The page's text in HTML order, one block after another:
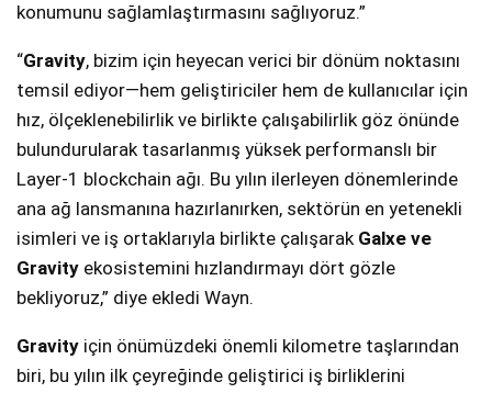
konumunu sağlamlaştırmasını sağlıyoruz.”
“Gravity, bizim için heyecan verici bir dönüm noktasını
temsil ediyor—hem geliştiriciler hem de kullanıcılar için
hız, ölçeklenebilirlik ve birlikte çalışabilirlik göz önünde
bulundurularak tasarlanmış yüksek performanslı bir
Layer-1 blockchain ağı. Bu yılın ilerleyen dönemlerinde
ana ağ lansmanına hazırlanırken, sektörün en yetenekli
isimleri ve iş ortaklarıyla birlikte çalışarak Galxe ve
Gravity ekosistemini hızlandırmayı dört gözle
bekliyoruz,” diye ekledi Wayn.
Gravity için önümüzdeki önemli kilometre taşlarından
biri, bu yılın ilk çeyreğinde geliştirici iş birliklerini